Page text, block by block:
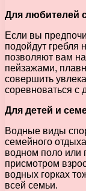
Для любителей
Если вы
подойдут гребля
позволяют вам
пейзажами,
совершить
соревноваться с
Для детей и
Водные виды
семейного
водном поло или
присмотром
водных горках
всей семьи.